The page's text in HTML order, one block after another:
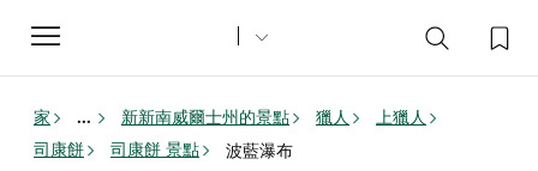
Toggle
navigation
家 ... 新新南威爾士州的景點 獵人
上獵人
司康餅
司康餅 景點 波藍瀑布